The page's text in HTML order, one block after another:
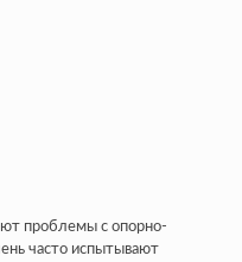
проблемы с опорно-
часто испытывают